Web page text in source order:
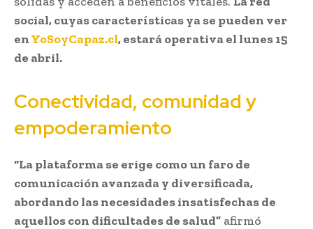
social, cuyas características ya se pueden ver
enYoSoyCapaz.cl, estará operativa el lunes 15
de abril.
Conectividad, comunidad y
empoderamiento
“La plataforma se erige como un faro de
comunicación avanzada y diversificada,
abordando las necesidades insatisfechas de
aquellos con dificultades de salud” afirmó